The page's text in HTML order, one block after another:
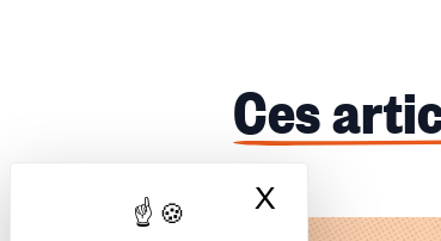
X
Ces